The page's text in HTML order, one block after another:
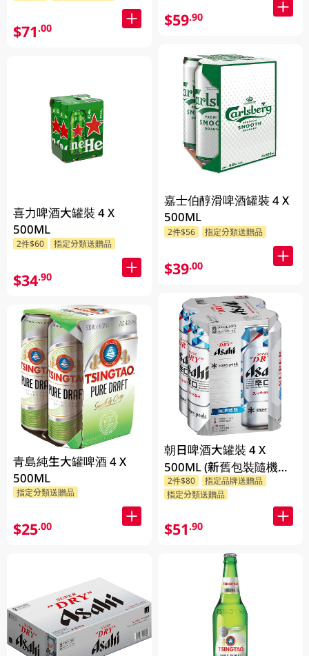
$71.00
喜力啤酒大罐裝 4 X
500ML
2件$60 指定分類送贈品
$34.90
青島純生大罐啤酒 4 X
500ML
指定分類送贈品
$25.00
$59.90
嘉士伯醇滑啤酒罐裝 4 X
500ML
2件$56 指定分類送贈品
$39.00
朝日啤酒大罐裝 4 X
500ML (新舊包裝隨機發
貨)
2件$80
指定品牌送贈品
指定分類送贈品
$51.90